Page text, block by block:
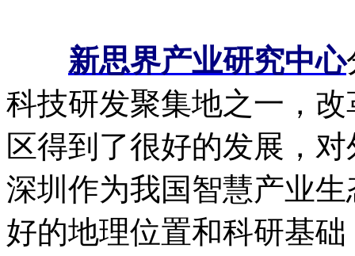
新思界产业研究中心
科技研发聚集地之一，
区得到了很好的发展，
深圳作为我国智慧产业
好的地理位置和科研基